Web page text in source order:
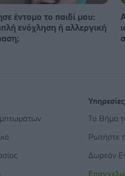
έντομο το παιδί μου:
ενόχληση ή αλλεργική
Το Βήμα
Ρωτήστε
Δωρεάν